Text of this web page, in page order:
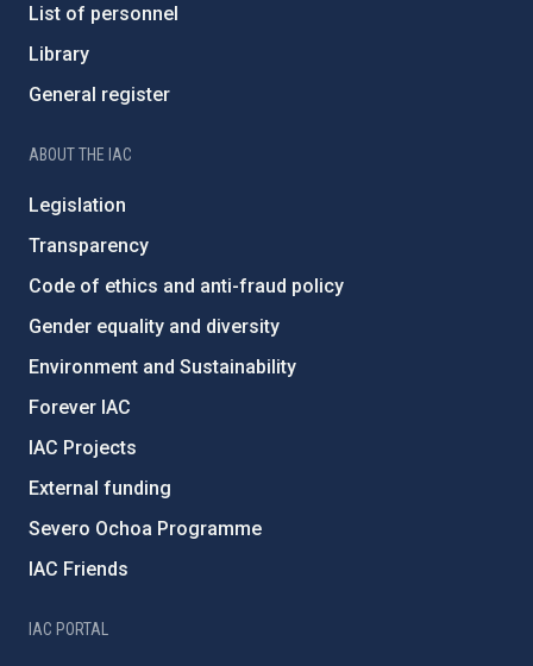
List of personnel
Library
General register
ABOUT THE IAC
Legislation
Transparency
Code of ethics and anti-fraud policy
Gender equality and diversity
Environment and Sustainability
Forever IAC
IAC Projects
External funding
Severo Ochoa Programme
IAC Friends
IAC PORTAL